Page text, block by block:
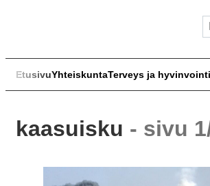
EtusivuYhteiskuntaTerveys ja hyvinvointi
kaasuisku - sivu